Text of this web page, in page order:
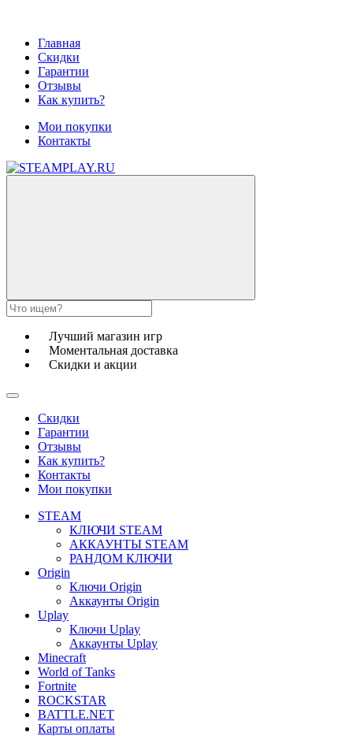
Главная
Скидки
Гарантии
Отзывы
Как купить?
Мои покупки
Контакты
Лучший магазин игр
Моментальная доставка
Скидки и акции
Скидки
Гарантии
Отзывы
Как купить?
Контакты
Мои покупки
STEAM
КЛЮЧИ STEAM
АККАУНТЫ STEAM
РАНДОМ КЛЮЧИ
Origin
Ключи Origin
Аккаунты Origin
Uplay
Ключи Uplay
Аккаунты Uplay
Minecraft
World of Tanks
Fortnite
ROCKSTAR
BATTLE.NET
Карты оплаты